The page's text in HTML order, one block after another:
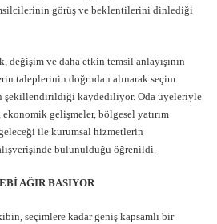
görüş ve beklentilerini dinlediği
değişim ve daha etkin temsil anlayışının
taleplerinin doğrudan alınarak seçim
şekillendirildiği kaydediliyor. Oda üyeleriyle
gelişmeler, bölgesel yatırım
ile kurumsal hizmetlerin
bulunulduğu öğrenildi.
AĞIR BASIYOR
seçimlere kadar geniş kapsamlı bir